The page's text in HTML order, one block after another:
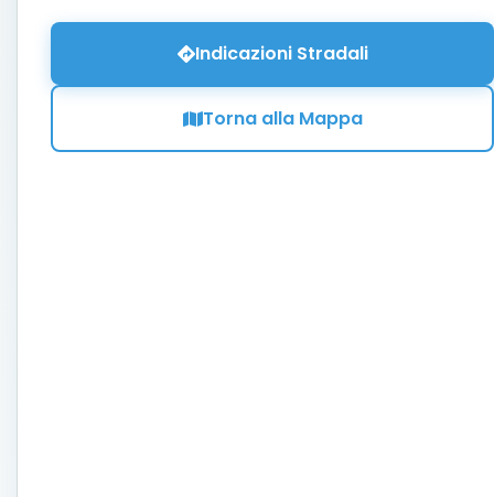
Indicazioni Stradali
Torna alla Mappa